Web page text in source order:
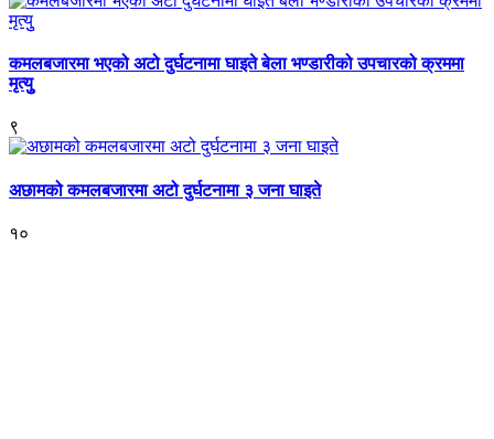
कमलबजारमा भएको अटो दुर्घटनामा घाइते बेला भण्डारीको उपचारको क्रममा
मृत्युु
९
अछामको कमलबजारमा अटो दुर्घटनामा ३ जना घाइते
१०